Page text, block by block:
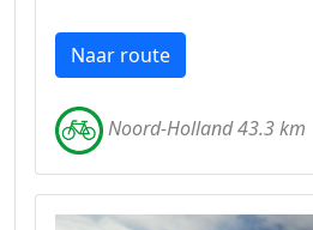
Naar route
Noord-Holland 43.3 km